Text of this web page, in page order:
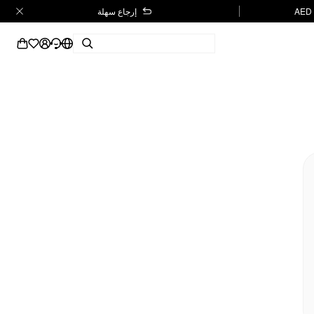
إرجاع سهلة